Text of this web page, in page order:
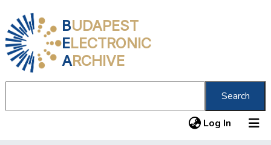
BUDAPEST
ELECTRONIC
ARCHIVE
Search
Log In (current)